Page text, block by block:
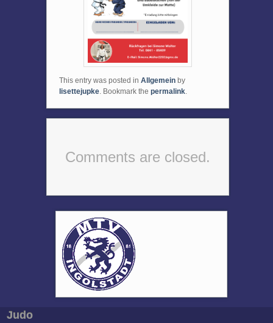
This entry was posted in Allgemeinby
lisettejupke. Bookmark the permalink.
Comments are closed.
Judo